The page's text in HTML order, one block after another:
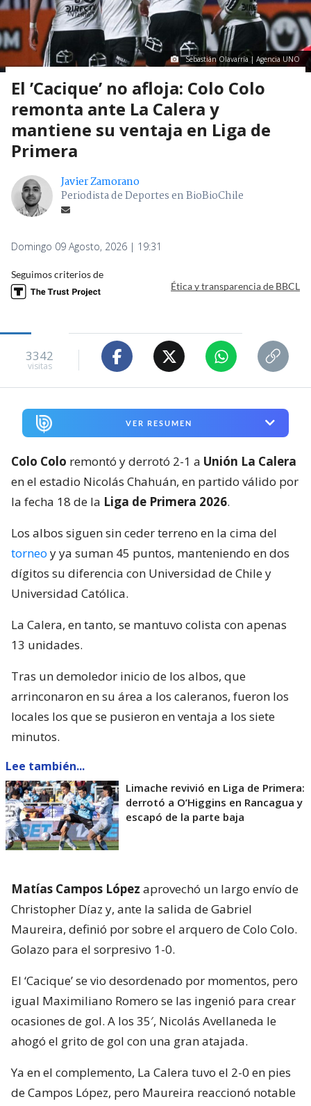
Sebastián Olavarría | Agencia UNO
El ’Cacique’ no afloja: Colo Colo
remonta ante La Calera y
mantiene su ventaja en Liga de
Primera
Javier Zamorano
Periodista de Deportes en BioBioChile
Domingo 09 Agosto, 2026 | 19:31
Seguimos criterios de
Ética y transparencia de BBCL
3342
visitas
VER RESUMEN
Colo Colo remontó y derrotó 2-1 a Unión La Calera
en el estadio Nicolás Chahuán, en partido válido por
la fecha 18 de la Liga de Primera 2026.
Los albos siguen sin ceder terreno en la cima del
torneo y ya suman 45 puntos, manteniendo en dos
dígitos su diferencia con Universidad de Chile y
Universidad Católica.
La Calera, en tanto, se mantuvo colista con apenas
13 unidades.
Tras un demoledor inicio de los albos, que
arrinconaron en su área a los caleranos, fueron los
locales los que se pusieron en ventaja a los siete
minutos.
Lee también...
Limache revivió en Liga de Primera:
derrotó a O’Higgins en Rancagua y
escapó de la parte baja
Matías Campos López aprovechó un largo envío de
Christopher Díaz y, ante la salida de Gabriel
Maureira, definió por sobre el arquero de Colo Colo.
Golazo para el sorpresivo 1-0.
El ‘Cacique’ se vio desordenado por momentos, pero
igual Maximiliano Romero se las ingenió para crear
ocasiones de gol. A los 35′, Nicolás Avellaneda le
ahogó el grito de gol con una gran atajada.
Ya en el complemento, La Calera tuvo el 2-0 en pies
de Campos López, pero Maureira reaccionó notable